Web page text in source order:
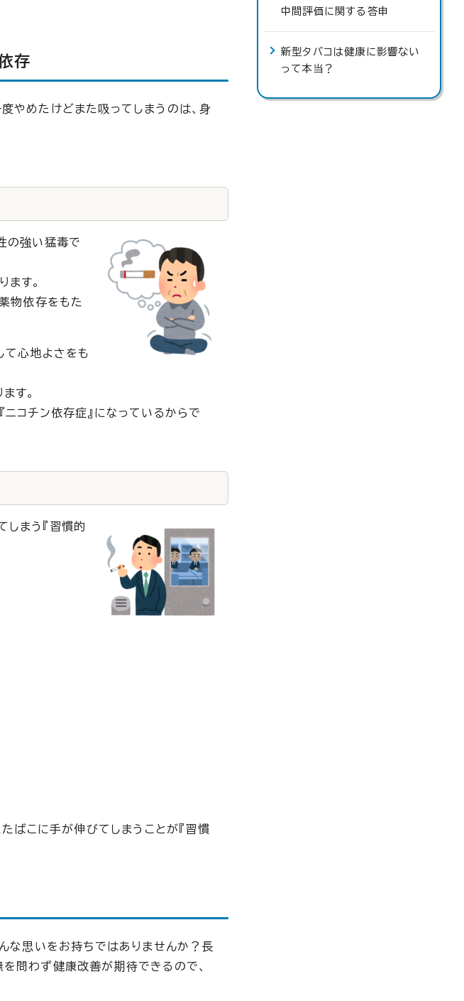
存
やめたけどまた吸ってしまうのは、身
の強い猛毒で
ます。
物依存をもた
て心地よさをも
す。
コチン依存症』になっているからで
まう『習慣的
たばこに手が伸びてしまうことが『習慣
な思いをお持ちではありませんか？長
問わず健康改善が期待できるので、
中間評価に関する答申
新型タバコは健康に影響ない
って本当？